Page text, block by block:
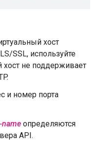
хост
SSL, используйте
хост не поддерживает
и номер порта
name определяются
API.